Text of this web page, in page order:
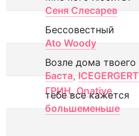
Сеня Слесарев
Бессовестный
Ato Woody
Возле дома твоего
Баста, ICEGERGERT
ГРИН, Onative
тебе все кажется
большеменьше